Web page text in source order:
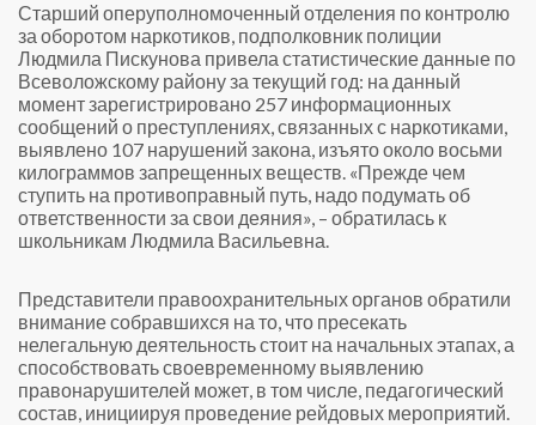
Старший оперуполномоченный отделения по контролю
за оборотом наркотиков, подполковник полиции
Людмила Пискунова привела статистические данные по
Всеволожскому району за текущий год: на данный
момент зарегистрировано 257 информационных
сообщений о преступлениях, связанных с наркотиками,
выявлено 107 нарушений закона, изъято около восьми
килограммов запрещенных веществ. «Прежде чем
ступить на противоправный путь, надо подумать об
ответственности за свои деяния», – обратилась к
школьникам Людмила Васильевна.
Представители правоохранительных органов обратили
внимание собравшихся на то, что пресекать
нелегальную деятельность стоит на начальных этапах, а
способствовать своевременному выявлению
правонарушителей может, в том числе, педагогический
состав, инициируя проведение рейдовых мероприятий.